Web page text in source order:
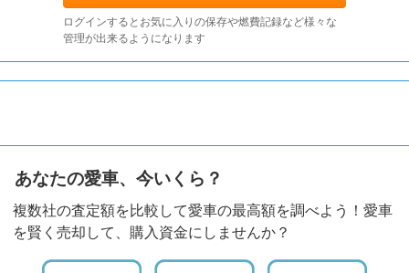
ログインするとお気に入りの保存や燃費記録など様々な
管理が出来るようになります
あなたの愛車、今いくら？
複数社の査定額を比較して愛車の最高額を調べよう！愛車
を賢く売却して、購入資金にしませんか？